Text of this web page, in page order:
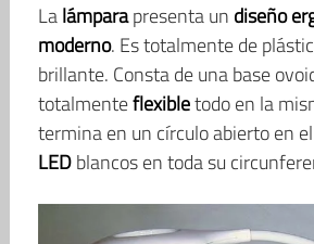
Lalámparapresenta un diseño
moderno. Es totalmente de
brillante. Consta de una base
totalmenteflexibletodo en la
termina en un círculo abierto en
LEDblancos en toda su